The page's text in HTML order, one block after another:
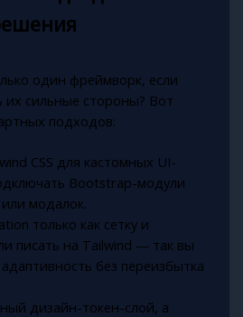
один фреймворк, если
сильные стороны? Вот
подходов:
CSS для кастомных UI-
Bootstrap-модули
модалок.
только как сетку и
писать на Tailwind — так вы
без переизбытка
дизайн-токен-слой, а